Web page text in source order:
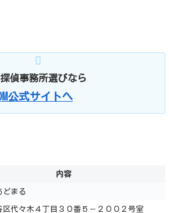
偵事務所選びなら
公式サイトへ
内容
どまる
区代々木４丁目３０番５－２００２号室